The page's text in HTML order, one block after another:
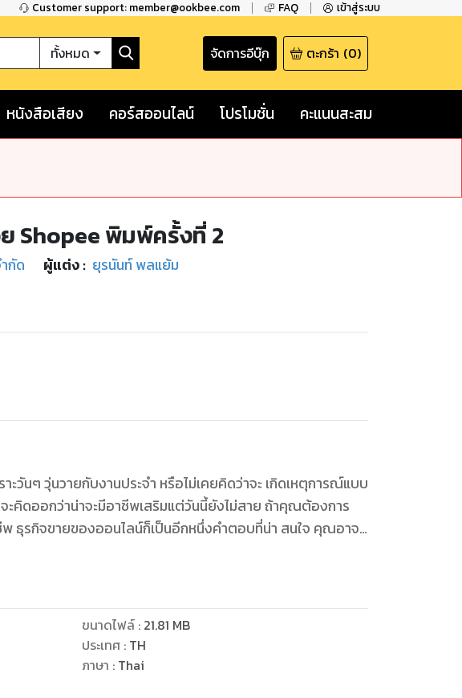
Customer support: member@ookbee.com FAQ เข้าสู่ระบบ
ทั้งหมด จัดการอีบุ๊ก ตะกร้า (0)
หนังสือเสียง คอร์สออนไลน์ โปรโมชั่น คะแนนสะสม
Shopee พิมพ์ครั้งที่ 2
กัด ผู้แต่ง : ยุรนันท์ พลแย้ม
ะวันๆ วุ่นวายกับงานประจำ หรือไม่เคยคิดว่าจะ เกิดเหตุการณ์แบบ
ะคิดออกว่าน่าจะมีอาชีพเสริมแต่วันนี้ยังไม่สาย ถ้าคุณต้องการ
พ ธุรกิจขายของออนไลน์ก็เป็นอีกหนึ่งคำตอบที่น่า สนใจ คุณอาจ
ใช่ครับใครๆ เขาก็ทำแต่ถ้าผมมีสูตรที่จะทำให้คุณ ทำแล้วประสบ
สือ ที่จะทำให้คุณรู้ว ่าการมีเงินแสนหรือเงินล้านในโลก ออนไลน์
าพ ที่เต็มไปด้วยหนี้สิน แต่วันนี้เขาทำสำเร็จสามารถสร้าง ยอดขาย
อยู่กับบ้านได้ทำในสิ่งที่รักและมีรายได้จากการขายเข้า มาอย่าง
คุณเรียนรู้จากคนที่ประสบความสำเร็จโอกาสสำเร็จ ย่อมที่จะสูง
เยือน ดูหนังสือเรื่องอื่นๆ ของเรา ได้ที่
ขนาดไฟล์: 21.81 MB
ประเทศ : TH
ภาษา : Thai